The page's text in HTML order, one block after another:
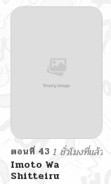
ตอนที่ 43 1 ชั่วโมงที่แล้ว
Imoto Wa
Shitteiru